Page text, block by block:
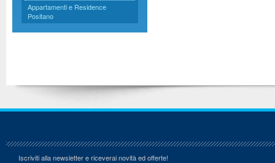
Appartamenti e Residence
Positano
Iscriviti alla newsletter e riceverai novità ed offerte!